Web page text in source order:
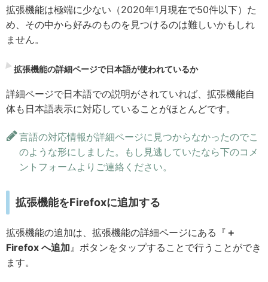
拡張機能は極端に少ない（2020年1月現在で50件以下）た
め、その中から好みのものを見つけるのは難しいかもしれ
ません。
拡張機能の詳細ページで日本語が使われているか
詳細ページで日本語での説明がされていれば、拡張機能自
体も日本語表示に対応していることがほとんどです。
言語の対応情報が詳細ページに見つからなかったのでこ
のような形にしました。もし見逃していたなら下のコメ
ントフォームよりご連絡ください。
拡張機能をFirefoxに追加する
拡張機能の追加は、拡張機能の詳細ページにある『 ＋
Firefox へ追加』ボタンをタップすることで行うことができ
ます。